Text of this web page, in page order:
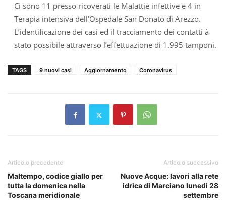
Ci sono 11 presso ricoverati le Malattie infettive e 4 in
Terapia intensiva dell’Ospedale San Donato di Arezzo.
L’identificazione dei casi ed il tracciamento dei contatti à
stato possibile attraverso l’effettuazione di 1.995 tamponi.
TAGS 9 nuovi casi Aggiornamento Coronavirus
Articolo precedente
Maltempo, codice giallo per
tutta la domenica nella
Toscana meridionale
Articolo successivo
Nuove Acque: lavori alla rete
idrica di Marciano lunedì 28
settembre